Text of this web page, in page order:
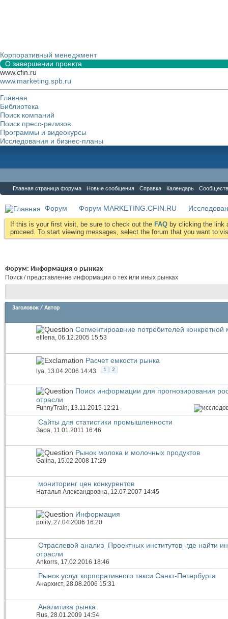
Корпоративный менеджмент
О завершении проекта
www.cfin.ru
www.marketing.spb.ru
Главная
Библиотека
Поиск компаний
Поиск пресс-релизов
Программы и видеокурсы
Исследования и бизнес-планы
Главная страница форума Новые сообщения Справка Календарь
Форум Форум MARKETING.CFIN.RU
If this is your first visit, be sure to check out the FAQ by clicking the link
proceed. To start viewing messages, select the forum that you want to
Форум: Информация о рынках
Поиск / представление информации о тех или иных рынках
Заголовок / Автор
Сегментироавние потребителей конкретной
elllena, 06.12.2005 15:53
Расчет емкости рынка
lya, 13.04.2006 14:43 1 2
Поиск информации для прогнозирования
отрасли
FunnyTrain, 13.11.2015 12:21
Сайты для статистики промышленности
Зара , 11.01.2011 16:46
Рынок молока и молочных продуктов
Galina, 15.02.2008 17:29
мониторинг цен конкурентов
Наталья Александровна , 12.07.2007 14:45
Информация
polity, 27.04.2006 16:20
Отраслевой анализ_Проектных институтов_где найти
отрасли
Ankorrs , 17.02.2016 18:46
Рынок услуг корпоративного такси Санкт-Петербурга
Анархист, 28.08.2006 15:31
Аналитика рынка
Rus , 28.01.2009 14:54